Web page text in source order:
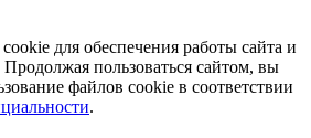
для обеспечения работы сайта и
пользоваться сайтом, вы
файлов cookie в соответствии
.